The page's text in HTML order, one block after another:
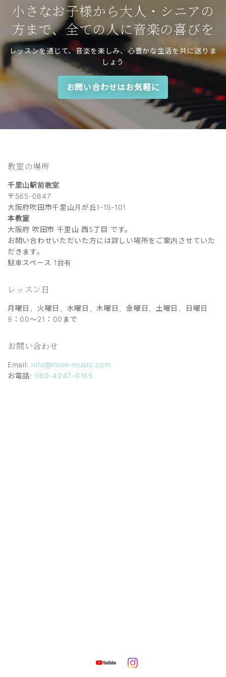
小さなお子様から大人・シニアの
方まで、全ての人に音楽の喜びを
レッスンを通じて、音楽を楽しみ、心豊かな生活を共に送りま
しょう
お問い合わせはお気軽に
教室の場所
千里山駅前教室
〒565-0847
大阪府吹田市千里山月が丘1-15-101
本教室
大阪府 吹田市 千里山 西5丁目 です。
お問い合わせいただいた方には詳しい場所をご案内させていた
だきます。
駐車スペース 1台有
レッスン日
月曜日、火曜日、水曜日、木曜日、金曜日、土曜日、日曜日
9：00～21：00まで
お問い合わせ
Email: info@mion-music.com
お電話: 080-4247-0165